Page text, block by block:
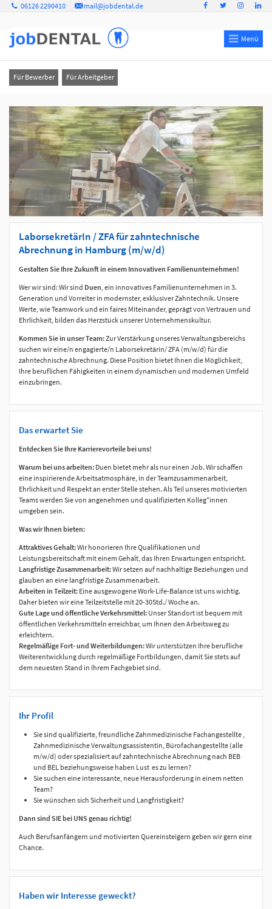
06126 2290410 mail@jobdental.de
Menü
Für Bewerber Für Arbeitgeber
LaborsekretärIn / ZFA für zahntechnische
Abrechnung in Hamburg (m/w/d)
Gestalten Sie Ihre Zukunft in einem Innovativen Familienunternehmen!
Wer wir sind: Wir sind Duen, ein innovatives Familienunternehmen in 3.
Generation und Vorreiter in modernster, exklusiver Zahntechnik. Unsere
Werte, wie Teamwork und ein faires Miteinander, geprägt von Vertrauen und
Ehrlichkeit, bilden das Herzstück unserer Unternehmenskultur.
Kommen Sie in unser Team:Zur Verstärkung unseres Verwaltungsbereichs
suchen wir eine/n engagierte/n Laborsekretärin/ ZFA (m/w/d) für die
zahntechnische Abrechnung. Diese Position bietet Ihnen die Möglichkeit,
Ihre beruflichen Fähigkeiten in einem dynamischen und modernen Umfeld
einzubringen.
Das erwartet Sie
Entdecken Sie Ihre Karrierevorteile bei uns!
Warum bei uns arbeiten: Duen bietet mehr als nur einen Job. Wir schaffen
eine inspirierende Arbeitsatmosphäre, in der Teamzusammenarbeit,
Ehrlichkeit und Respekt an erster Stelle stehen. Als Teil unseres motivierten
Teams werden Sie von angenehmen und qualifizierten Kolleg*innen
umgeben sein.
Was wir Ihnen bieten:
Attraktives Gehalt:Wir honorieren Ihre Qualifikationen und
Leistungsbereitschaft mit einem Gehalt, das Ihren Erwartungen entspricht.
Langfristige Zusammenarbeit:Wir setzen auf nachhaltige Beziehungen und
glauben an eine langfristige Zusammenarbeit.
Arbeiten in Teilzeit: Eine ausgewogene Work-Life-Balance ist uns wichtig.
Daher bieten wir eine Teilzeitstelle mit 20-30Std./ Woche an.
Gute Lage und öffentliche Verkehrsmittel: Unser Standort ist bequem mit
öffentlichen Verkehrsmitteln erreichbar, um Ihnen den Arbeitsweg zu
erleichtern.
Regelmäßige Fort- und Weiterbildungen:Wir unterstützen Ihre berufliche
Weiterentwicklung durch regelmäßige Fortbildungen, damit Sie stets auf
dem neuesten Stand in Ihrem Fachgebiet sind.
Ihr Profil
Sie sind qualifizierte, freundliche Zahnmedizinische Fachangestellte ,
Zahnmedizinische Verwaltungsassistentin, Bürofachangestellte (alle
m/w/d) oder spezialisiert auf zahntechnische Abrechnung nach BEB
und BEL beziehungsweise haben Lust es zu lernen?
Sie suchen eine interessante, neue Herausforderung in einem netten
Team?
Sie wünschen sich Sicherheit und Langfristigkeit?
Dann sind SIE bei UNS genau richtig!
Auch Berufsanfängern und motivierten Quereinsteigern geben wir gern eine
Chance.
Haben wir Interesse geweckt?